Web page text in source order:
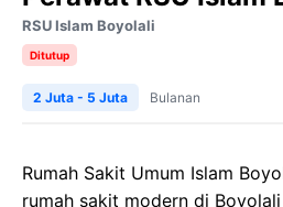
RSU Islam Boyolali
Ditutup
2 Juta - 5 Juta Bulanan
Rumah Sakit Umum Islam
rumah sakit modern di